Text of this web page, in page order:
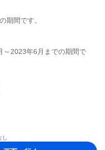
～2023年6月までの期間で
し